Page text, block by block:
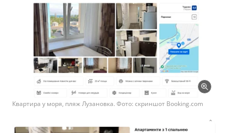
Квартира у моря, пляж Лузановка. Фото: скриншот Booking.com